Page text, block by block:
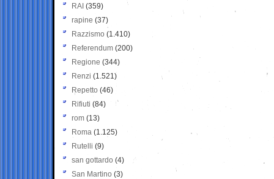
RAI (359)
rapine (37)
Razzismo (1.410)
Referendum (200)
Regione (344)
Renzi (1.521)
Repetto (46)
Rifiuti (84)
rom (13)
Roma (1.125)
Rutelli (9)
san gottardo (4)
San Martino (3)